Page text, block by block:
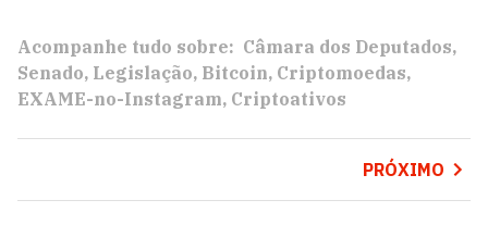
Acompanhe tudo sobre: Câmara dos Deputados
Senado Legislação Bitcoin Criptomoedas
EXAME-no-Instagram Criptoativos
PRÓXIMO